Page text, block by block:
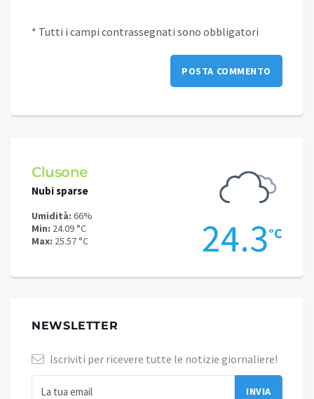
* Tutti i campi contrassegnati sono obbligatori
Clusone
Nubi sparse
Umidità: 66%
Min: 24.09 °C
Max: 25.57 °C 24.3°C
NEWSLETTER
Iscriviti per ricevere tutte le notizie giornaliere!